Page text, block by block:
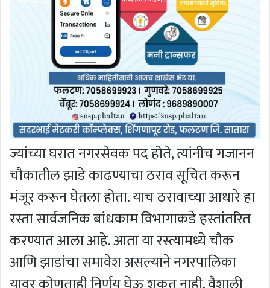
ज्यांच्या घरात नगरसेवक पद होते, त्यांनीच गजानन
चौकातील झाडे काढण्याचा ठराव सूचित करून
मंजूर करून घेतला होता. याच ठरावाच्या आधारे हा
रस्ता सार्वजनिक बांधकाम विभागाकडे हस्तांतरित
करण्यात आला आहे. आता या रस्त्यामध्ये चौक
आणि झाडांचा समावेश असल्याने नगरपालिका